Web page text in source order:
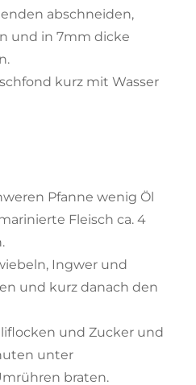
abschneiden,
und in 7mm dicke
kurz mit Wasser
Pfanne wenig Öl
Fleisch ca. 4
Ingwer und
und kurz danach den
und Zucker und
unter
braten.